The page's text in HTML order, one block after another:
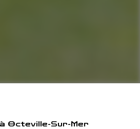
Octeville-Sur-Mer